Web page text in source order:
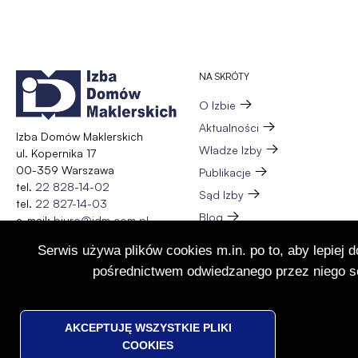
Serwis używa plików cookies m.in. po to, aby lepiej
pośrednictwem odwiedzanego przez niego
AKCEPTUJĘ WSZYSTKIE PLIKI
COOKIES
WYCOFAJ
Izba Domów Maklerskich
ul. Kopernika 17
00-359 Warszawa
tel. 22 828-14-02
tel. 22 827-14-03
e-mail:biuro@idm.com.pl
NA SKRÓTY
O Izbie
Aktualności
Władze Izby
Publikacje
Sąd Izby
Blog
Wydarzenia